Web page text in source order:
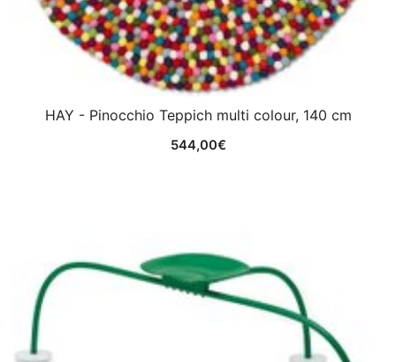
HAY - Pinocchio Teppich multi colour, 140 cm
544,00€